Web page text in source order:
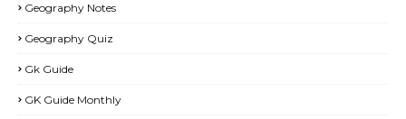
Geography Notes
Geography Quiz
Gk Guide
GK Guide Monthly